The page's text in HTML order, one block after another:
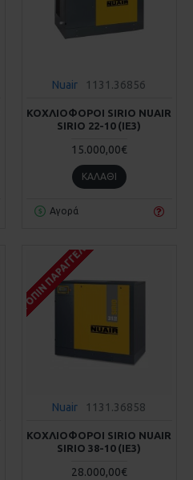
Nuair 1131.36856
ΚΟΧΛΙΟΦΟΡΟΙ SIRIO NUAIR
SIRIO 22-10 (IE3)
15.000,00€
ΚΑΛΆΘΙ
Αγορά
ΚΑΤΌΠΙΝ ΠΑΡΑΓΓΕΛΊΑΣ
Nuair 1131.36858
ΚΟΧΛΙΟΦΟΡΟΙ SIRIO NUAIR
SIRIO 38-10 (IE3)
28.000,00€